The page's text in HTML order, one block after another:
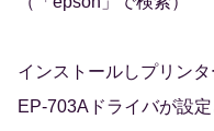
インストールしプリン
EP-703Aドライバが設定